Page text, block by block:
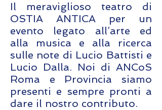
Il meraviglioso teatro di
OSTIA ANTICA per un
evento legato all’arte ed
alla musica e alla ricerca
sulle note di Lucio Battisti e
Lucio Dalla. Noi di ANCoS
Roma e Provincia siamo
presenti e sempre pronti a
dare il nostro contributo.